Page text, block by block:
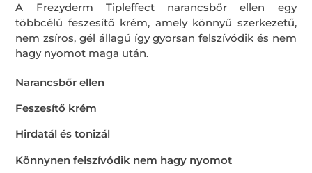
A Frezyderm Tipleffect narancsbőr ellen egy
többcélú feszesítő krém, amely könnyű szerkezetű,
nem zsíros, gél állagú így gyorsan felszívódik és nem
hagy nyomot maga után.
Narancsbőr ellen
Feszesítő krém
Hirdatál és tonizál
Könnynen felszívódik nem hagy nyomot